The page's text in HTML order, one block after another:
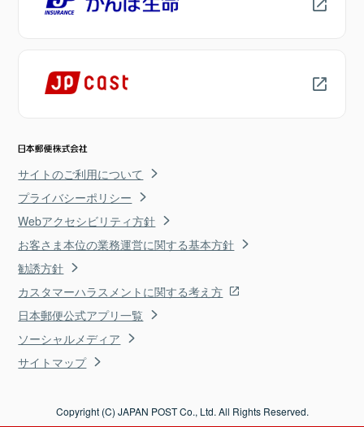
サイトのご利用について
プライバシーポリシー
Webアクセシビリティ方針
お客さま本位の業務運営に関する基本方針
勧誘方針
カスタマーハラスメントに関する考え方
日本郵便公式アプリ一覧
ソーシャルメディア
サイトマップ
Copyright (C) JAPAN POST Co., Ltd. All Rights Reserved.